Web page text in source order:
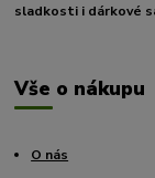
sladkosti i dárkové
Vše o nákupu
O nás